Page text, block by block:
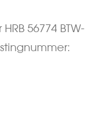
56774 BTW-